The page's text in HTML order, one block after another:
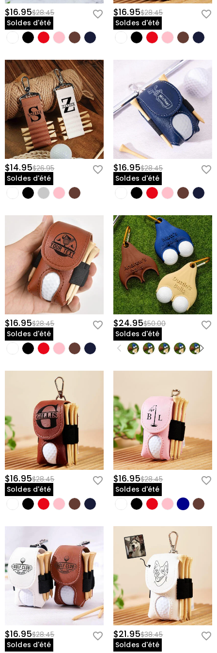
$16.95$28.45
Soldes d'été
$16.95$28.45
Soldes d'été
$14.95$26.95
Soldes d'été
$16.95$28.45
Soldes d'été
$16.95$28.45
Soldes d'été
$24.95$50.00
Soldes d'été
$16.95$28.45
Soldes d'été
$16.95$28.45
Soldes d'été
$16.95$28.45
Soldes d'été
$21.95$38.45
Soldes d'été